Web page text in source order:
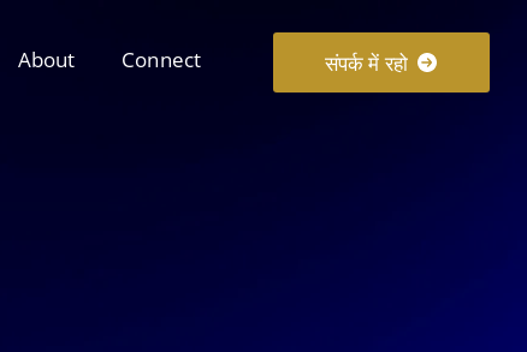
About Connect संपर्क में रहो